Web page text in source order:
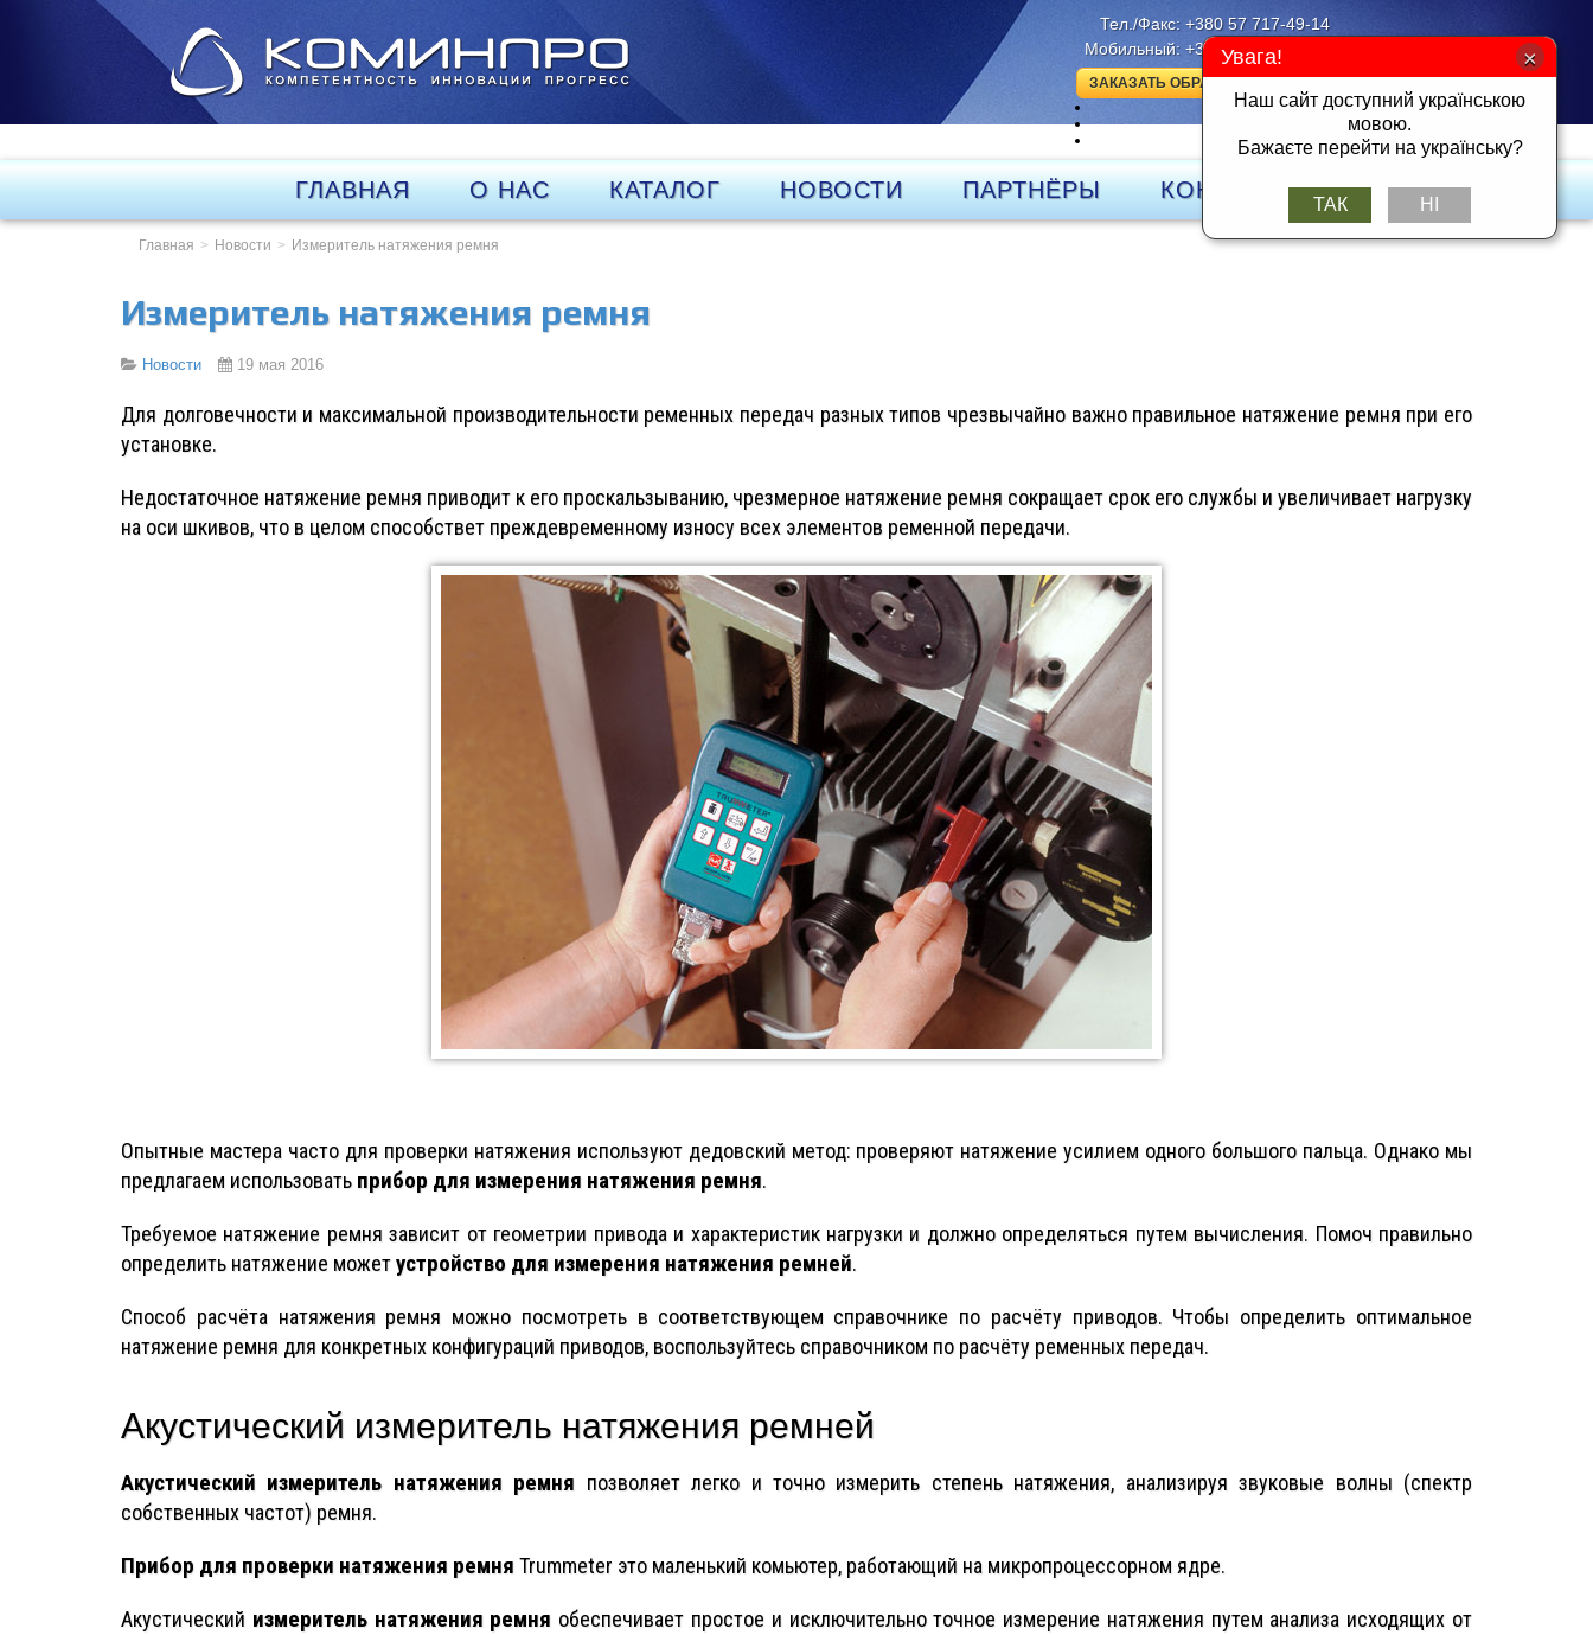
Тел./Факс: +380 57 717-49-14
Мобильный: +380 50 401-26-25
ЗАКАЗАТЬ ОБРАТНЫЙ ЗВОНОК
UK
DE
ГЛАВНАЯ О НАС КАТАЛОГ НОВОСТИ ПАРТНЁРЫ КОНТАКТЫ
Главная Новости Измеритель натяжения ремня
Измеритель натяжения ремня
Новости 19 мая 2016
Для долговечности и максимальной производительности ременных передач разных типов чрезвычайно важно правильное натяжение ремня при его
установке.
Недостаточное натяжение ремня приводит к его проскальзыванию, чрезмерное натяжение ремня сокращает срок его службы и увеличивает нагрузку
на оси шкивов, что в целом способствет преждевременному износу всех элементов ременной передачи.
Опытные мастера часто для проверки натяжения используют дедовский метод: проверяют натяжение усилием одного большого пальца. Однако мы
предлагаем использовать прибор для измерения натяжения ремня.
Требуемое натяжение ремня зависит от геометрии привода и характеристик нагрузки и должно определяться путем вычисления. Помоч правильно
определить натяжение можетустройство для измерения натяжения ремней.
Способ расчёта натяжения ремня можно посмотреть в соответствующем справочнике по расчёту приводов. Чтобы определить оптимальное
натяжение ремня для конкретных конфигураций приводов, воспользуйтесь справочником по расчёту ременных передач.
Акустический измеритель натяжения ремней
Акустический измеритель натяжения ремня позволяет легко и точно измерить степень натяжения, анализируя звуковые волны (спектр
собственных частот) ремня.
Прибор для проверки натяжения ремня Trummeter это маленький комьютер, работающий на микропроцессорном ядре.
Акустический измеритель натяжения ремня обеспечивает простое и исключительно точное измерение натяжения путем анализа исходящих от
Увага!
Наш сайт доступний українською
мовою.
Бажаєте перейти на українську?
ТАК НІ